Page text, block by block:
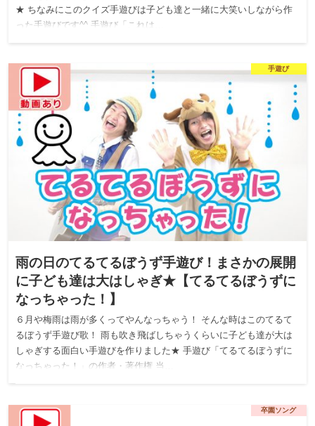
★ ちなみにこのクイズ手遊びは子ども達と一緒に大笑いしながら作
った手遊びです^^ 手遊び「これは…
手遊び
雨の日のてるてるぼうず手遊び！まさかの展開
に子ども達は大はしゃぎ★【てるてるぼうずに
なっちゃった！】
６月や梅雨は雨が多くってやんなっちゃう！ そんな時はこのてるて
るぼうず手遊び歌！ 雨も吹き飛ばしちゃうくらいに子ども達が大は
しゃぎする面白い手遊びを作りました★ 手遊び「てるてるぼうずに
なっちゃった！」の作者・著作権 当…
卒園ソング